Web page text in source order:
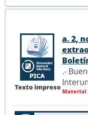
Texto impreso
a. 2,
.-
Material